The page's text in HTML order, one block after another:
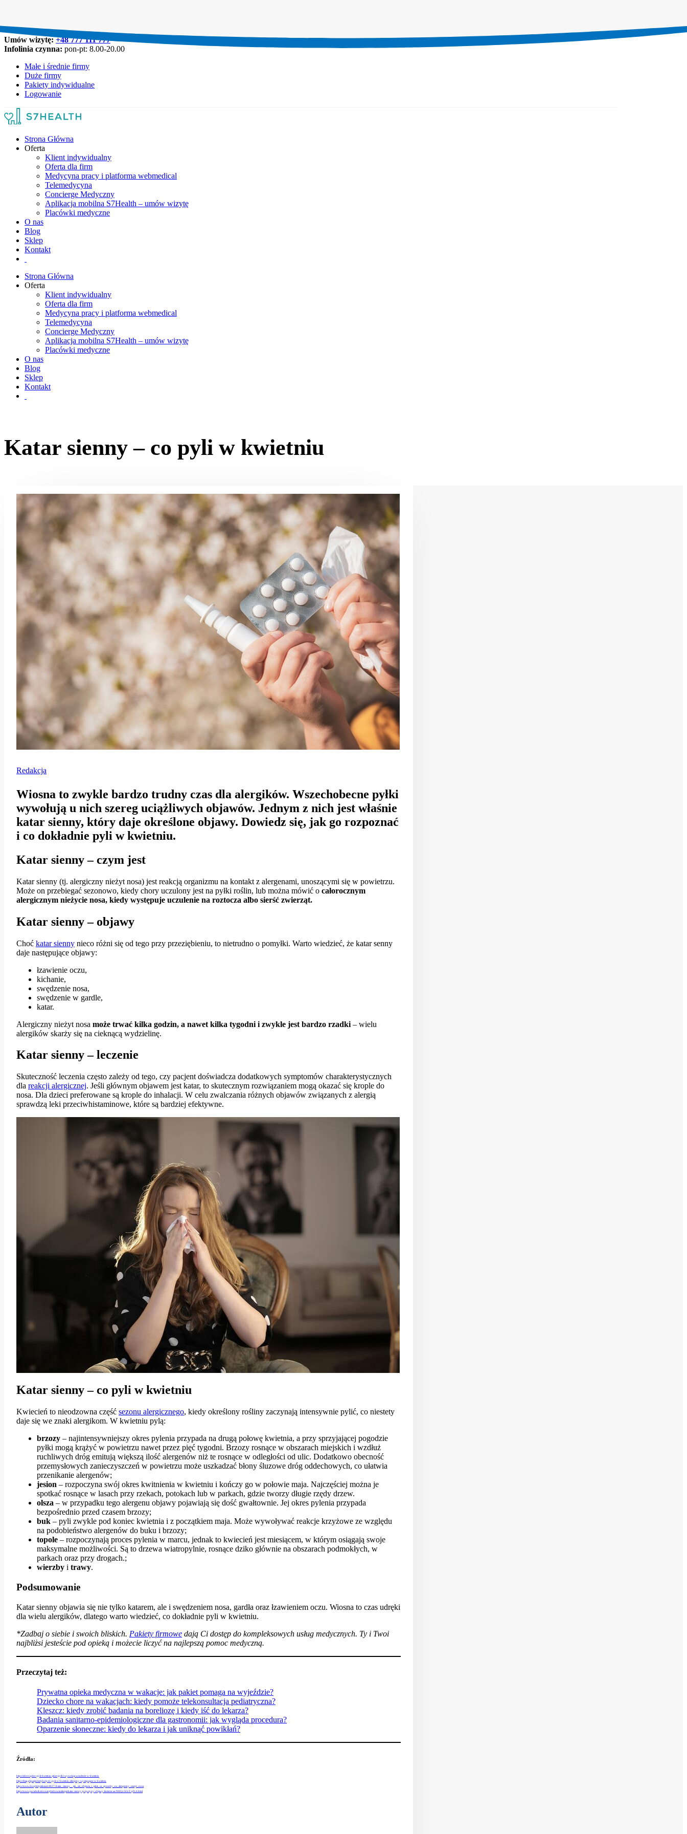
Umów wizytę:+48 777 111 777
Infolinia czynna: pon-pt: 8.00-20.00
Małe i średnie firmy
Duże firmy
Pakiety indywidualne
Logowanie
Strona Główna
Oferta
Klient indywidualny
Oferta dla firm
Medycyna pracy i platforma webmedical
Telemedycyna
Concierge Medyczny
Aplikacja mobilna S7Health – umów wizytę
Placówki medyczne
O nas
Blog
Sklep
Kontakt
Strona Główna
Oferta
Klient indywidualny
Oferta dla firm
Medycyna pracy i platforma webmedical
Telemedycyna
Concierge Medyczny
Aplikacja mobilna S7Health – umów wizytę
Placówki medyczne
O nas
Blog
Sklep
Kontakt
Katar sienny – co pyli w kwietniu
Redakcja
Wiosna to zwykle bardzo trudny czas dla alergików. Wszechobecne pyłki
wywołują u nich szereg uciążliwych objawów. Jednym z nich jest właśnie
katar sienny, który daje określone objawy. Dowiedz się, jak go rozpoznać
i co dokładnie pyli w kwietniu.
Katar sienny – czym jest
Katar sienny (tj. alergiczny nieżyt nosa) jest reakcją organizmu na kontakt z alergenami, unoszącymi się w powietrzu.
Może on przebiegać sezonowo, kiedy chory uczulony jest na pyłki roślin, lub można mówić o całorocznym
alergicznym nieżycie nosa, kiedy występuje uczulenie na roztocza albo sierść zwierząt.
Katar sienny – objawy
Choć katar sienny nieco różni się od tego przy przeziębieniu, to nietrudno o pomyłki. Warto wiedzieć, że katar senny
daje następujące objawy:
łzawienie oczu,
kichanie,
swędzenie nosa,
swędzenie w gardle,
katar.
Alergiczny nieżyt nosa może trwać kilka godzin, a nawet kilka tygodni i zwykle jest bardzo rzadki – wielu
alergików skarży się na cieknącą wydzielinę.
Katar sienny – leczenie
Skuteczność leczenia często zależy od tego, czy pacjent doświadcza dodatkowych symptomów charakterystycznych
dla reakcji alergicznej. Jeśli głównym objawem jest katar, to skutecznym rozwiązaniem mogą okazać się krople do
nosa. Dla dzieci preferowane są krople do inhalacji. W celu zwalczania różnych objawów związanych z alergią
sprawdzą leki przeciwhistaminowe, które są bardziej efektywne.
Katar sienny – co pyli w kwietniu
Kwiecień to nieodzowna część sezonu alergicznego, kiedy określony rośliny zaczynają intensywnie pylić, co niestety
daje się we znaki alergikom. W kwietniu pylą:
brzozy – najintensywniejszy okres pylenia przypada na drugą połowę kwietnia, a przy sprzyjającej pogodzie
pyłki mogą krążyć w powietrzu nawet przez pięć tygodni. Brzozy rosnące w obszarach miejskich i wzdłuż
ruchliwych dróg emitują większą ilość alergenów niż te rosnące w odległości od ulic. Dodatkowo obecność
przemysłowych zanieczyszczeń w powietrzu może uszkadzać błony śluzowe dróg oddechowych, co ułatwia
przenikanie alergenów;
jesion – rozpoczyna swój okres kwitnienia w kwietniu i kończy go w połowie maja. Najczęściej można je
spotkać rosnące w lasach przy rzekach, potokach lub w parkach, gdzie tworzy długie rzędy drzew.
olsza – w przypadku tego alergenu objawy pojawiają się dość gwałtownie. Jej okres pylenia przypada
bezpośrednio przed czasem brzozy;
buk – pyli zwykle pod koniec kwietnia i z początkiem maja. Może wywoływać reakcje krzyżowe ze względu
na podobieństwo alergenów do buku i brzozy;
topole – rozpoczynają proces pylenia w marcu, jednak to kwiecień jest miesiącem, w którym osiągają swoje
maksymalne możliwości. Są to drzewa wiatropylnie, rosnące dziko głównie na obszarach podmokłych, w
parkach oraz przy drogach.;
wierzby i trawy.
Podsumowanie
Katar sienny objawia się nie tylko katarem, ale i swędzeniem nosa, gardła oraz łzawieniem oczu. Wiosna to czas udręki
dla wielu alergików, dlatego warto wiedzieć, co dokładnie pyli w kwietniu.
*Zadbaj o siebie i swoich bliskich. Pakiety firmowe dają Ci dostęp do kompleksowych usług medycznych. Ty i Twoi
najbliżsi jesteście pod opieką i możecie liczyć na najlepszą pomoc medyczną.
Przeczytaj też:
Prywatna opieka medyczna w wakacje: jak pakiet pomaga na wyjeździe?
Dziecko chore na wakacjach: kiedy pomoże telekonsultacja pediatryczna?
Kleszcz: kiedy zrobić badania na boreliozę i kiedy iść do lekarza?
Badania sanitarno-epidemiologiczne dla gastronomii: jak wygląda procedura?
Oparzenie słoneczne: kiedy do lekarza i jak uniknąć powikłań?
Źródła:
https://zdrovi.pl/co-pyli-kwietniu-jakie-pylki-wywoluja-uczulenie-w-kwietniu
https://diag.pl/pacjent/artykuly/co-pyli-w-kwietniu-alergeny-wystepujace-w-kwietniu
https://www.doz.pl/czytelnia/a14827-Katar_sienny__jak_sie_objawia_i_jakie_sa_sposoby_na_alergiczny_niezyt_nosa
https://www.poradnikzdrowie.pl/zdrowie/alergie/katar-sienny-przyczyny-objawy-leczenie-aa-NHQz-SCnT-qfU4.html
Autor